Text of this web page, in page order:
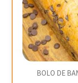
BOLO DE